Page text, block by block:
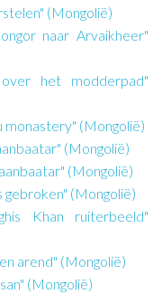
(Mongolië)
naar Arvaikheer"
het modderpad"
monastery" (Mongolië)
(Mongolië)
(Mongolië)
gebroken" (Mongolië)
Khan ruiterbeeld"
arend" (Mongolië)
(Mongolië)